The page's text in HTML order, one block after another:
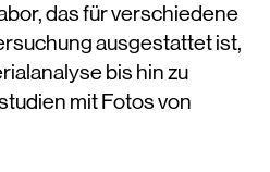
das für verschiedene
ausgestattet ist,
bis hin zu
mit Fotos von